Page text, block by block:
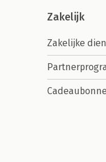
Zakelijk
Zakelijke